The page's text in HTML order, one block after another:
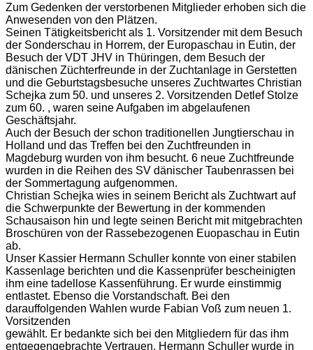
Zum Gedenken der verstorbenen Mitglieder erhoben sich die
Anwesenden von den Plätzen.
Seinen Tätigkeitsbericht als 1. Vorsitzender mit dem Besuch
der Sonderschau in Horrem, der Europaschau in Eutin, der
Besuch der VDT JHV in Thüringen, dem Besuch der
dänischen Züchterfreunde in der Zuchtanlage in Gerstetten
und die Geburtstagsbesuche unseres Zuchtwartes Christian
Schejka zum 50. und unseres 2. Vorsitzenden Detlef Stolze
zum 60. , waren seine Aufgaben im abgelaufenen
Geschäftsjahr.
Auch der Besuch der schon traditionellen Jungtierschau in
Holland und das Treffen bei den Zuchtfreunden in
Magdeburg wurden von ihm besucht. 6 neue Zuchtfreunde
wurden in die Reihen des SV dänischer Taubenrassen bei
der Sommertagung aufgenommen.
Christian Schejka wies in seinem Bericht als Zuchtwart auf
die Schwerpunkte der Bewertung in der kommenden
Schausaison hin und legte seinen Bericht mit mitgebrachten
Broschüren von der Rassebezogenen Euopaschau in Eutin
ab.
Unser Kassier Hermann Schuller konnte von einer stabilen
Kassenlage berichten und die Kassenprüfer bescheinigten
ihm eine tadellose Kassenführung. Er wurde einstimmig
entlastet. Ebenso die Vorstandschaft. Bei den
darauffolgenden Wahlen wurde Fabian Voß zum neuen 1.
Vorsitzenden
gewählt. Er bedankte sich bei den Mitgliedern für das ihm
entgegengebrachte Vertrauen. Hermann Schuller wurde in